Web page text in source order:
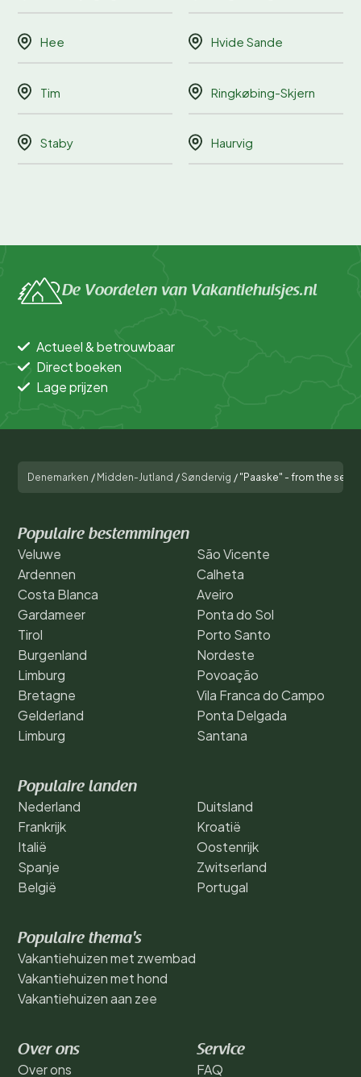
Hee Hvide Sande
Tim Ringkøbing-Skjern
Staby Haurvig
De Voordelen van Vakantiehuisjes.nl
Actueel & betrouwbaar
Direct boeken
Lage prijzen
Denemarken / Midden-Jutland /Søndervig / "Paaske" - from the sea
Populaire bestemmingen
Veluwe
Ardennen
Costa Blanca
Gardameer
Tirol
Burgenland
Limburg
Bretagne
Gelderland
Limburg
São Vicente
Calheta
Aveiro
Ponta do Sol
Porto Santo
Nordeste
Povoação
Vila Franca do Campo
Ponta Delgada
Santana
Populaire landen
Nederland
Frankrijk
Italië
Spanje
België
Duitsland
Kroatië
Oostenrijk
Zwitserland
Portugal
Populaire thema's
Vakantiehuizen met zwembad
Vakantiehuizen met hond
Vakantiehuizen aan zee
Over ons
Over ons
Service
FAQ